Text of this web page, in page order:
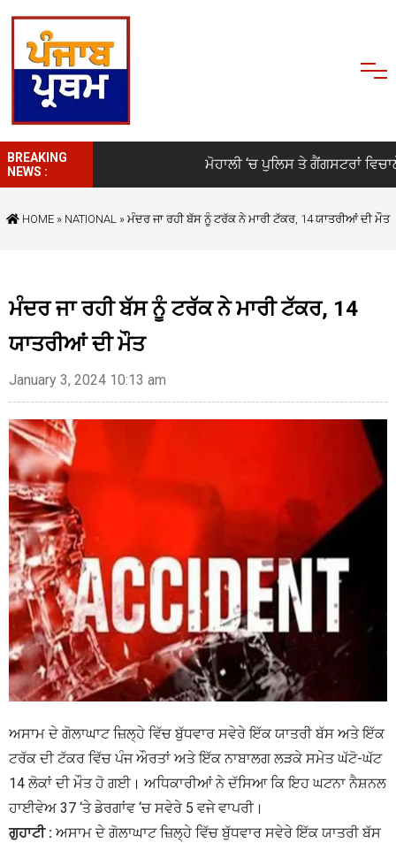
BREAKING
NEWS :
ਮੋਹਾਲੀ ‘ਚ ਪੁਲਿਸ ਤੇ ਗੈਂਗਸਟਰਾਂ
HOME » NATIONAL » ਮੰਦਰ ਜਾ ਰਹੀ ਬੱਸ ਨੂੰ ਟਰੱਕ ਨੇ ਮਾਰੀ ਟੱਕਰ, 14 ਯਾਤਰੀਆਂ ਦੀ ਮੌਤ
ਮੰਦਰ ਜਾ ਰਹੀ ਬੱਸ ਨੂੰ ਟਰੱਕ ਨੇ ਮਾਰੀ ਟੱਕਰ, 14
ਯਾਤਰੀਆਂ ਦੀ ਮੌਤ
January 3, 2024 10:13 am
ਅਸਾਮ ਦੇ ਗੋਲਾਘਾਟ ਜ਼ਿਲ੍ਹੇ ਵਿੱਚ ਬੁੱਧਵਾਰ ਸਵੇਰੇ ਇੱਕ ਯਾਤਰੀ ਬੱਸ ਅਤੇ ਇੱਕ
ਟਰੱਕ ਦੀ ਟੱਕਰ ਵਿੱਚ ਪੰਜ ਔਰਤਾਂ ਅਤੇ ਇੱਕ ਨਾਬਾਲਗ ਲੜਕੇ ਸਮੇਤ ਘੱਟੋ-ਘੱਟ
14 ਲੋਕਾਂ ਦੀ ਮੌਤ ਹੋ ਗਈ। ਅਧਿਕਾਰੀਆਂ ਨੇ ਦੱਸਿਆ ਕਿ ਇਹ ਘਟਨਾ ਨੈਸ਼ਨਲ
ਹਾਈਵੇਅ 37 ‘ਤੇ ਡੇਰਗਾਂਵ ‘ਚ ਸਵੇਰੇ 5 ਵਜੇ ਵਾਪਰੀ।
ਗੁਹਾਟੀ : ਅਸਾਮ ਦੇ ਗੋਲਾਘਾਟ ਜ਼ਿਲ੍ਹੇ ਵਿੱਚ ਬੁੱਧਵਾਰ ਸਵੇਰੇ ਇੱਕ ਯਾਤਰੀ ਬੱਸ